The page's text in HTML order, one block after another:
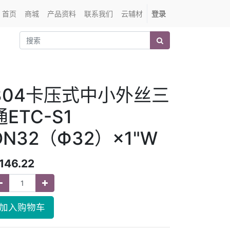
首页 商城 产品资料 联系我们 云辅材 登录
卡压式中小外丝三
ETC-S1
（Ф32）×1"W
入购物车